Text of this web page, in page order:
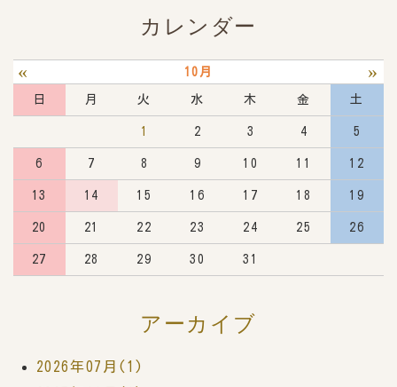
カレンダー
« 10月 »
日 月 火 水 木 金 土
1 2 3 4 5
6 7 8 9 10 11 12
13 14 15 16 17 18 19
20 21 22 23 24 25 26
27 28 29 30 31
アーカイブ
2026年07月(1)